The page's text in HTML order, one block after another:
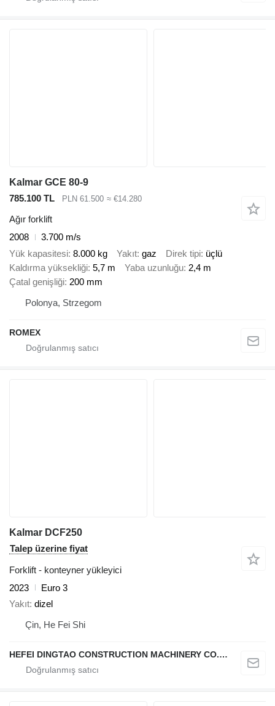
Kalmar GCE 80-9
785.100 TL
PLN 61.500 ≈ €14.280
Ağır forklift
2008
3.700 m/s
Yük kapasitesi 8.000 kg Yakıt gaz Direk tipi üçlü
Kaldırma yüksekliği 5,7 m Yaba uzunluğu 2,4 m
Çatal genişliği 200 mm
Polonya, Strzegom
ROMEX
Kalmar DCF250
Talep üzerine fiyat
Forklift - konteyner yükleyici
2023
Euro 3
Yakıt dizel
Çin, He Fei Shi
HEFEI DINGTAO CONSTRUCTION MACHINERY CO., LIMITED